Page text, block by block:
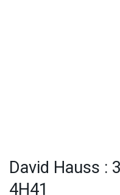
David Hauss :
4H41